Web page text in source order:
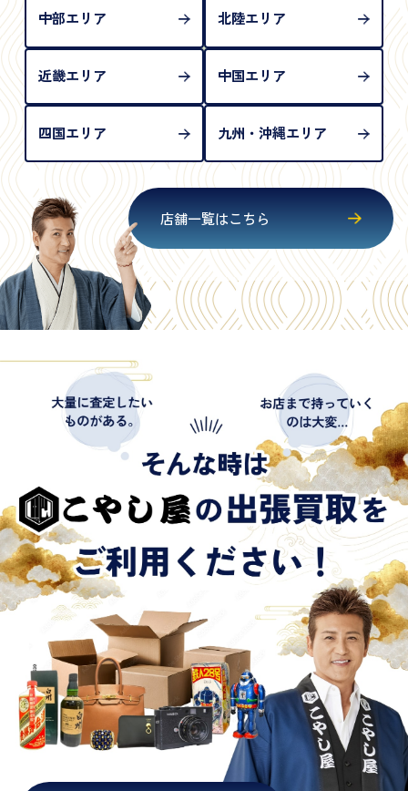
中部エリア 北陸エリア
近畿エリア 中国エリア
四国エリア 九州・沖縄エリア
店舗一覧はこちら